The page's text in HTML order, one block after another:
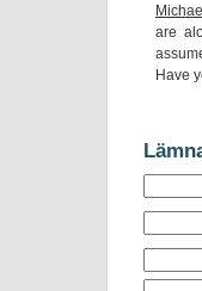
are
Have